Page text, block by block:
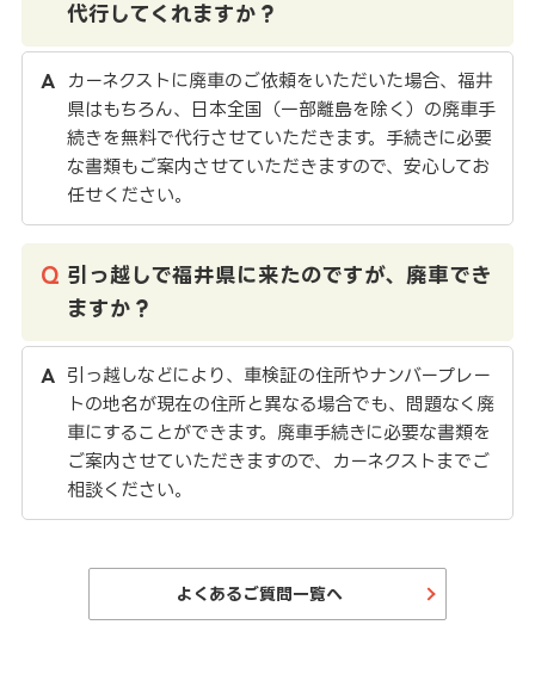
代行してくれますか？
カーネクストに廃車のご依頼をいただいた場合、福井
県はもちろん、日本全国（一部離島を除く）の廃車手
続きを無料で代行させていただきます。手続きに必要
な書類もご案内させていただきますので、安心してお
任せください。
引っ越しで福井県に来たのですが、廃車でき
ますか？
引っ越しなどにより、車検証の住所やナンバープレー
トの地名が現在の住所と異なる場合でも、問題なく廃
車にすることができます。廃車手続きに必要な書類を
ご案内させていただきますので、カーネクストまでご
相談ください。
よくあるご質問一覧へ